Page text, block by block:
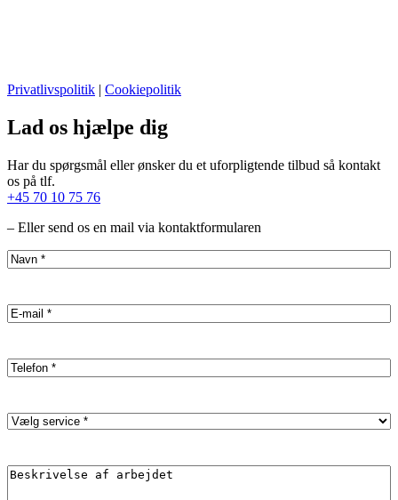
Privatlivspolitik | Cookiepolitik
Lad os hjælpe dig
Har du spørgsmål eller ønsker du et uforpligtende tilbud så kontakt
os på tlf.
+45 70 10 75 76
– Eller send os en mail via kontaktformularen
Name (Påkrævet)
Email(Påkrævet)
Phone(Påkrævet)
Service(Påkrævet)
Description (Påkrævet)